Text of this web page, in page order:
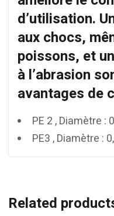
d’utilisation.
aux chocs,
poissons, et
à l’abrasion
avantages de
PE 2 , Diamètre :
PE3 , Diamètre :
Related